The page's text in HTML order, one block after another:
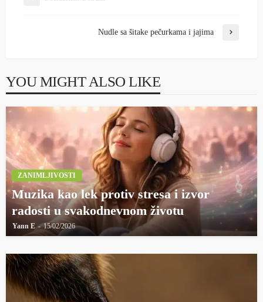
Nudle sa šitake pečurkama i jajima
YOU MIGHT ALSO LIKE
ZANIMLJIVOSTI
Muzika kao lek protiv stresa i izvor
radosti u svakodnevnom životu
Yann E 15/02/2026